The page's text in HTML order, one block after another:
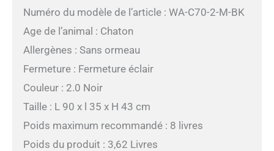
Numéro du modèle de l’article : WA-C70-2-M-BK
Age de l’animal : Chaton
Allergènes : Sans ormeau
Fermeture : Fermeture éclair
Couleur : 2.0 Noir
Taille : L 90 x l 35 x H 43 cm
Poids maximum recommandé : 8 livres
Poids du produit : 3,62 Livres